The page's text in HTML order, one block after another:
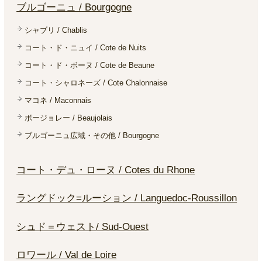
ブルゴーニュ / Bourgogne
シャブリ / Chablis
コート・ド・ニュイ / Cote de Nuits
コート・ド・ボーヌ / Cote de Beaune
コート・シャロネーズ / Cote Chalonnaise
マコネ / Maconnais
ボージョレー / Beaujolais
ブルゴーニュ広域・その他 / Bourgogne
コート・デュ・ローヌ / Cotes du Rhone
ラングドック=ルーション / Languedoc-Roussillon
シュド＝ウェスト/ Sud-Ouest
ロワール / Val de Loire